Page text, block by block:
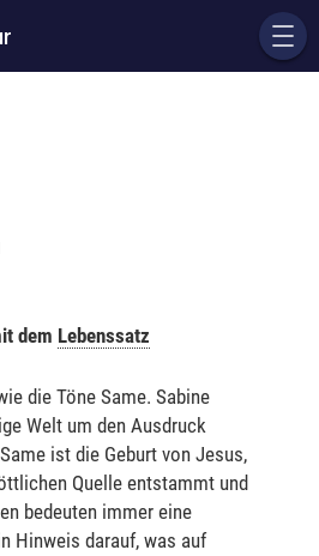
dem Lebenssatz
die Töne Same. Sabine
Welt um den Ausdruck
ist die Geburt von Jesus,
Quelle entstammt und
bedeuten immer eine
Hinweis darauf, was auf